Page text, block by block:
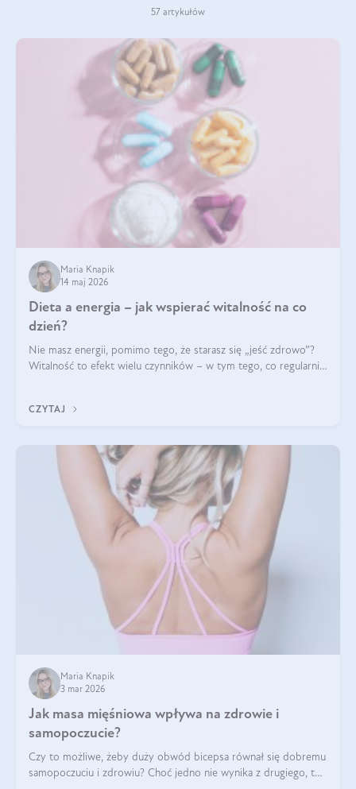
57 artykułów
Maria Knapik
14 maj 2026
Dieta a energia – jak wspierać witalność na co
dzień?
Nie masz energii, pomimo tego, że starasz się „jeść zdrowo”?
Witalność to efekt wielu czynników – w tym tego, co regularnie
CZYTAJ
Maria Knapik
3 mar 2026
Jak masa mięśniowa wpływa na zdrowie i
samopoczucie?
Czy to możliwe, żeby duży obwód bicepsa równał się dobremu
samopoczuciu i zdrowiu? Choć jedno nie wynika z drugiego, to